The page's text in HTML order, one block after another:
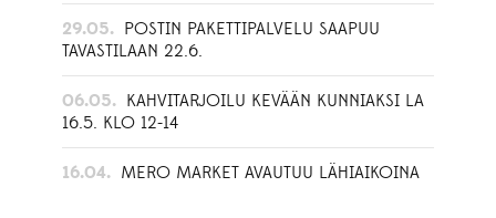
29.05. POSTIN PAKETTIPALVELU SAAPUU
TAVASTILAAN 22.6.
06.05. KAHVITARJOILU KEVÄÄN KUNNIAKSI LA
16.5. KLO 12-14
16.04. MERO MARKET AVAUTUU LÄHIAIKOINA